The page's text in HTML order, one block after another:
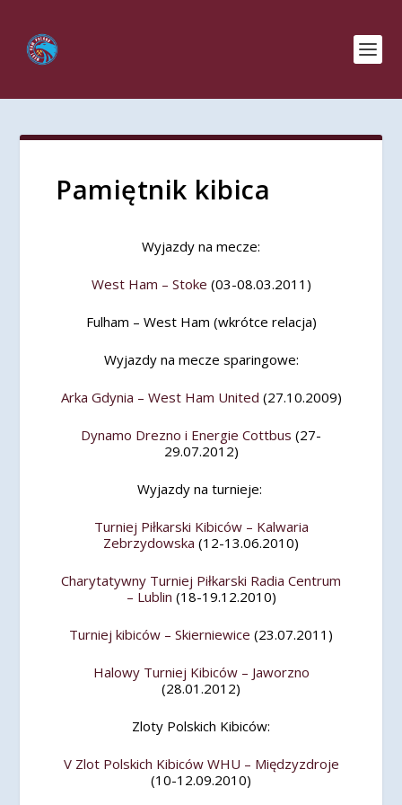
Pamiętnik kibica
Wyjazdy na mecze:
West Ham – Stoke (03-08.03.2011)
Fulham – West Ham (wkrótce relacja)
Wyjazdy na mecze sparingowe:
Arka Gdynia – West Ham United (27.10.2009)
Dynamo Drezno i Energie Cottbus (27-
29.07.2012)
Wyjazdy na turnieje:
Turniej Piłkarski Kibiców – Kalwaria
Zebrzydowska (12-13.06.2010)
Charytatywny Turniej Piłkarski Radia Centrum
– Lublin (18-19.12.2010)
Turniej kibiców – Skierniewice (23.07.2011)
Halowy Turniej Kibiców – Jaworzno
(28.01.2012)
Zloty Polskich Kibiców:
V Zlot Polskich Kibiców WHU – Międzyzdroje
(10-12.09.2010)